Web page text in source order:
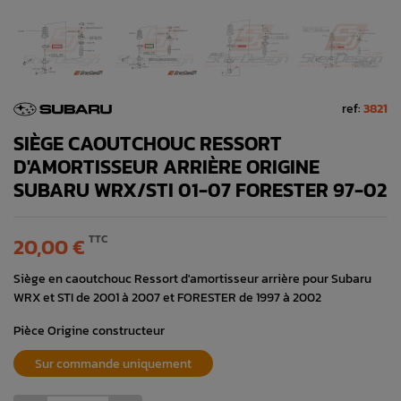
ref:3821
SIÈGE CAOUTCHOUC RESSORT
D'AMORTISSEUR ARRIÈRE ORIGINE
SUBARU WRX/STI 01-07 FORESTER 97-02
20,00 € TTC
Siège en caoutchouc Ressort d'amortisseur arrière pour Subaru
WRX et STI de 2001 à 2007 et FORESTER de 1997 à 2002
Pièce Origine constructeur
Sur commande uniquement